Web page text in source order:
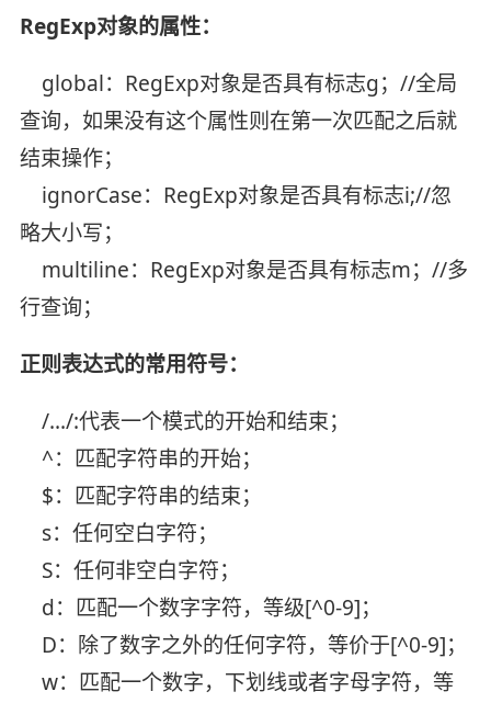
RegExp对象的属性：
global：RegExp对象是否具有标志g；//全局
查询，如果没有这个属性则在第一次匹配之后就
结束操作；
ignorCase：RegExp对象是否具有标志i;//忽
略大小写；
multiline：RegExp对象是否具有标志m；//多
行查询；
正则表达式的常用符号：
/.../:代表一个模式的开始和结束；
^：匹配字符串的开始；
$：匹配字符串的结束；
s：任何空白字符；
S：任何非空白字符；
d：匹配一个数字字符，等级[^0-9]；
D：除了数字之外的任何字符，等价于[^0-9]；
w：匹配一个数字，下划线或者字母字符，等